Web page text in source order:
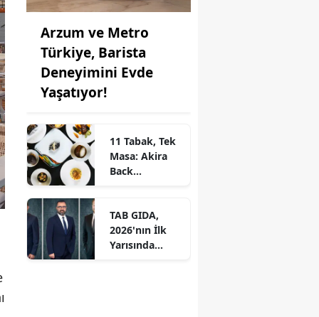
Arzum ve Metro
Türkiye, Barista
Deneyimini Evde
Yaşatıyor!
11 Tabak, Tek
Masa: Akira
Back
Chef’s Table
TAB GIDA,
2026'nın İlk
Yarısında